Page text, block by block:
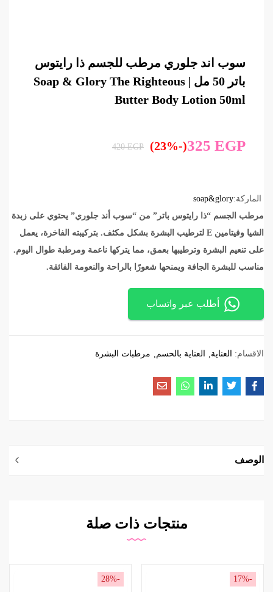
سوب اند جلوري مرطب للجسم ذا رايتوس
باتر 50 مل | Soap & Glory The Righteous
Butter Body Lotion 50ml
325 EGP
(-23%)
420EGP
الماركة:soap&glory
مرطب الجسم “ذا رايتوس باتر” من “سوب أند جلوري” يحتوي على زبدة
الشيا وفيتامين E لترطيب البشرة بشكل مكثف. بتركيبته الفاخرة، يعمل
على تنعيم البشرة وترطيبها بعمق، مما يتركها ناعمة ومرطبة طوال اليوم.
مناسب للبشرة الجافة ويمنحها شعورًا بالراحة والنعومة الفائقة.
أطلب عبر واتساب
الاقسام: العناية العناية بالحسم مرطبات البشرة
الوصف
منتجات ذات صلة
-17%
-28%